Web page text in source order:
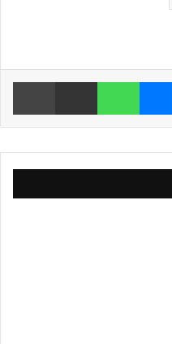
ماسنجر واتساب مشاركة عبر البريد